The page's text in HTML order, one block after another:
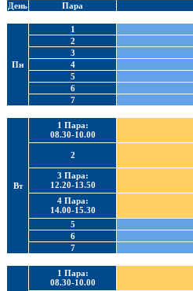
День Пара
Пн
1
2
3
4
5
6
7
Вт
1 Пара:
08.30-10.00
2
3 Пара:
12.20-13.50
4 Пара:
14.00-15.30
5
6
7
1 Пара:
08.30-10.00